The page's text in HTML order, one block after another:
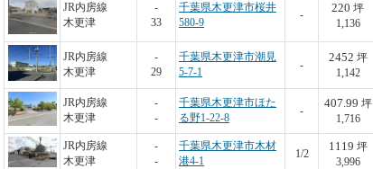
JR内房線
木更津
-
33
千葉県木更津市桜井
580-9
-
220 坪
1,136
JR内房線
木更津
-
29
千葉県木更津市潮見
5-7-1
-
2452 坪
1,142
JR内房線
木更津
-
-
千葉県木更津市ほた
る野1-22-8
-
407.99 坪
1,716
JR内房線
木更津
-
-
千葉県木更津市木材
港4-1
1/2
1119 坪
3,996